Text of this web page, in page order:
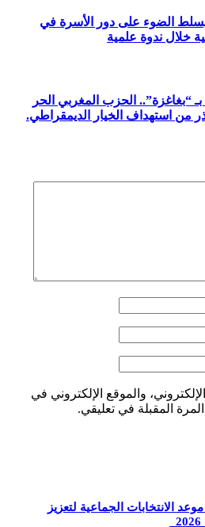
الضوء على دور الأسرة في
خلال ندوة علمية
“بغاغزة”.. الحزب المغربي الحر
من استهداف الخيار الديمقراطي.
والموقع الإلكتروني في
المقبلة في تعليقي.
الانتخابات الجماعية لتعزيز